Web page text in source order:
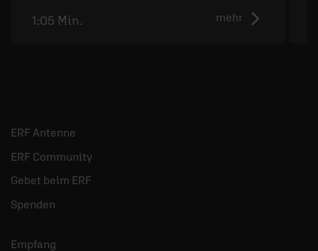
mehr
1:05 Min.
ERF Antenne
ERF Community
Gebet beim ERF
Spenden
Empfang